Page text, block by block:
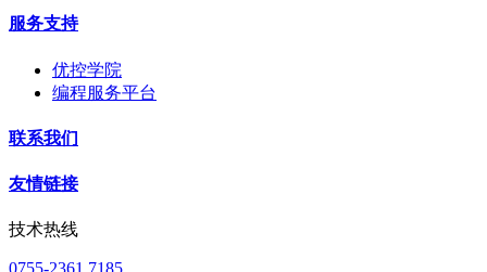
服务支持
优控学院
编程服务平台
联系我们
友情链接
技术热线